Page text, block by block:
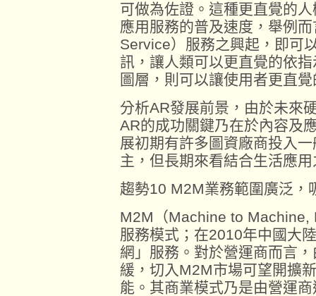
可做為佐證。這種更直覺的
應用服務的普及速度，舉例
Service）服務之興起，即可
訊，讓人類可以更直覺的依
圖層，則可以讓使用者更直
分析AR發展前景，由於未來
AR的成功關鍵乃在於內容及
展初期有許多圖資廠商投入
主，但長期來看結合生活應
趨勢10 M2M業務範圍廣泛，
M2M（Machine to Machine,
服務模式；在2010年中國大
網」服務。對於營運商而言
緩，切入M2M市場可望開擴
能。其商業模式乃是由營運